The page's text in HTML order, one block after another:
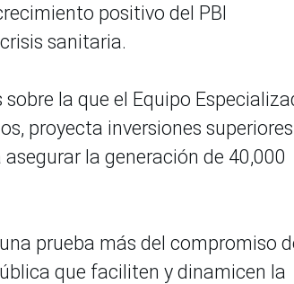
positivo del PBI
sanitaria.
la que el Equipo
proyecta inversiones
la generación de 40,000
prueba más del compromiso
que faciliten y dinamicen la